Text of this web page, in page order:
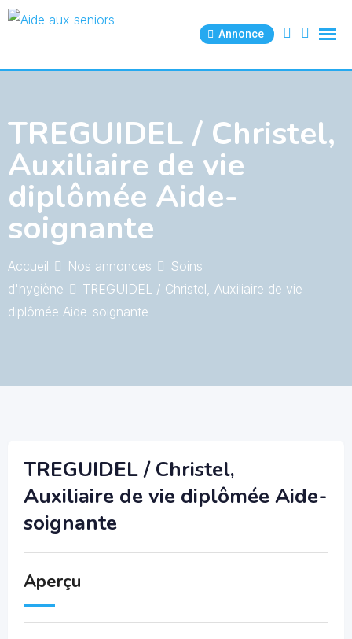
Skip
Annonce
TREGUIDEL / Christel,
Auxiliaire de vie
diplômée Aide-
soignante
Accueil Nos annonces
Soins
d'hygiène
TREGUIDEL / Christel, Auxiliaire de vie
diplômée Aide-soignante
TREGUIDEL / Christel,
Auxiliaire de vie diplômée Aide-
soignante
Aperçu